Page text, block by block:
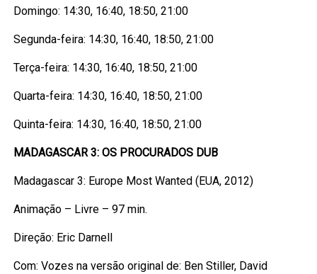
Domingo: 14:30, 16:40, 18:50, 21:00
Segunda-feira: 14:30, 16:40, 18:50, 21:00
Terça-feira: 14:30, 16:40, 18:50, 21:00
Quarta-feira: 14:30, 16:40, 18:50, 21:00
Quinta-feira: 14:30, 16:40, 18:50, 21:00
MADAGASCAR 3: OS PROCURADOS DUB
Madagascar 3: Europe Most Wanted (EUA, 2012)
Animação – Livre – 97 min.
Direção: Eric Darnell
Com: Vozes na versão original de: Ben Stiller, David